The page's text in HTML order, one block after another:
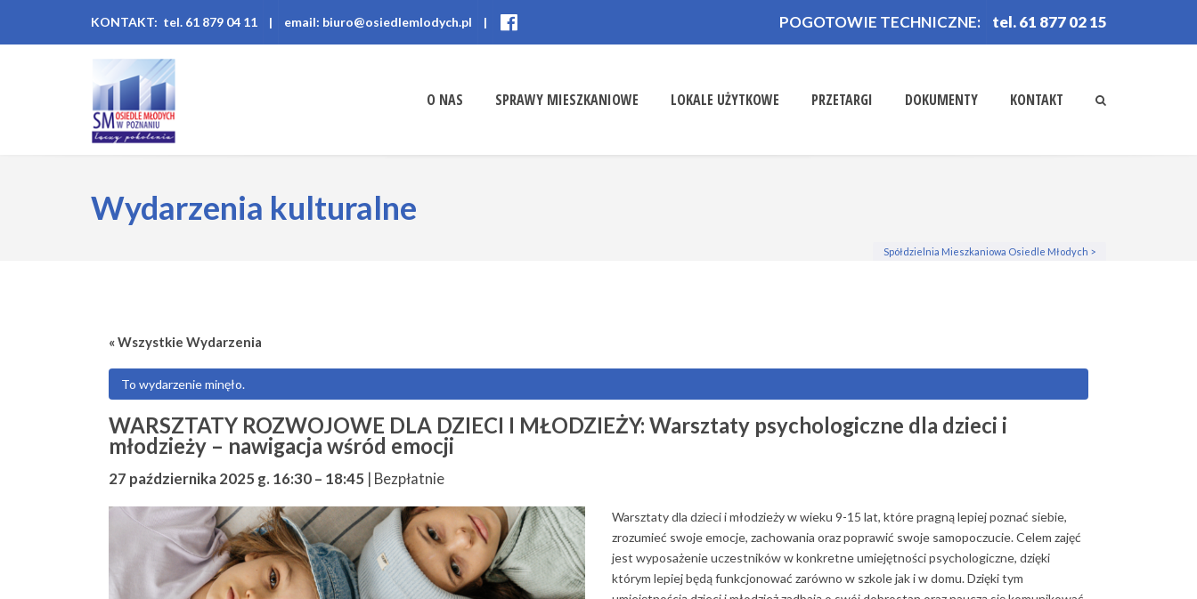
KONTAKT: tel. 61 879 04 11 | email: biuro@osiedlemlodych.pl | POGOTOWIE TECHNICZNE: tel. 61 877 02 15
O NAS SPRAWY MIESZKANIOWE LOKALE UŻYTKOWE PRZETARGI DOKUMENTY KONTAKT
Wydarzenia kulturalne
Spółdzielnia Mieszkaniowa Osiedle Młodych >
« Wszystkie Wydarzenia
To wydarzenie minęło.
WARSZTATY ROZWOJOWE DLA DZIECI I MŁODZIEŻY: Warsztaty psychologiczne dla dzieci i
młodzieży – nawigacja wśród emocji
27 października 2025 g. 16:30– 18:45 | Bezpłatnie
Warsztaty dla dzieci i młodzieży w wieku 9-15 lat, które pragną lepiej poznać siebie,
zrozumieć swoje emocje, zachowania oraz poprawić swoje samopoczucie. Celem zajęć
jest wyposażenie uczestników w konkretne umiejętności psychologiczne, dzięki
którym lepiej będą funkcjonować zarówno w szkole jak i w domu. Dzięki tym